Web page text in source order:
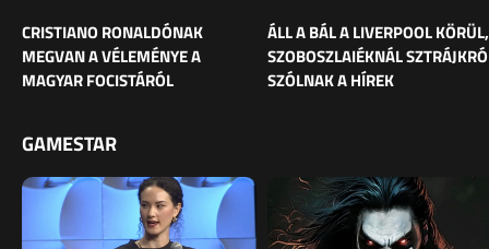
CRISTIANO RONALDÓNAK
MEGVAN A VÉLEMÉNYE A
MAGYAR FOCISTÁRÓL
ÁLL A BÁL A LIVERPOOL KÖRÜL,
SZOBOSZLAIÉKNÁL
SZÓLNAK A HÍREK
GAMESTAR